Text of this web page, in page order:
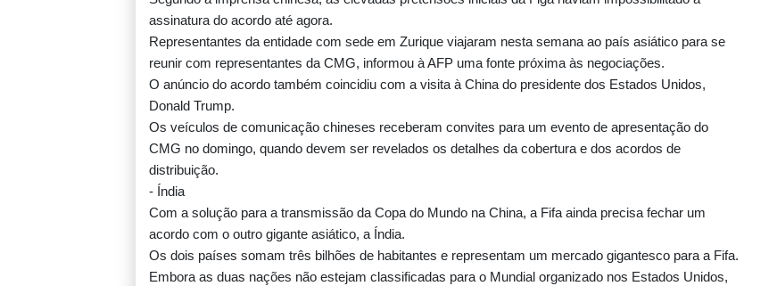
assinatura do acordo até agora.
Representantes da entidade com sede em Zurique viajaram nesta semana ao país asiático para se
reunir com representantes da CMG, informou à AFP uma fonte próxima às negociações.
O anúncio do acordo também coincidiu com a visita à China do presidente dos Estados Unidos,
Donald Trump.
Os veículos de comunicação chineses receberam convites para um evento de apresentação do
CMG no domingo, quando devem ser revelados os detalhes da cobertura e dos acordos de
distribuição.
- Índia
Com a solução para a transmissão da Copa do Mundo na China, a Fifa ainda precisa fechar um
acordo com o outro gigante asiático, a Índia.
Os dois países somam três bilhões de habitantes e representam um mercado gigantesco para a Fifa.
Embora as duas nações não estejam classificadas para o Mundial organizado nos Estados Unidos,